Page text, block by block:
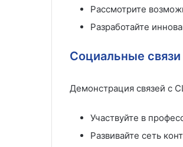
Рассмотрите
Разработайте
Социальные связи
Демонстрация связей с
Участвуйте в
Развивайте сеть